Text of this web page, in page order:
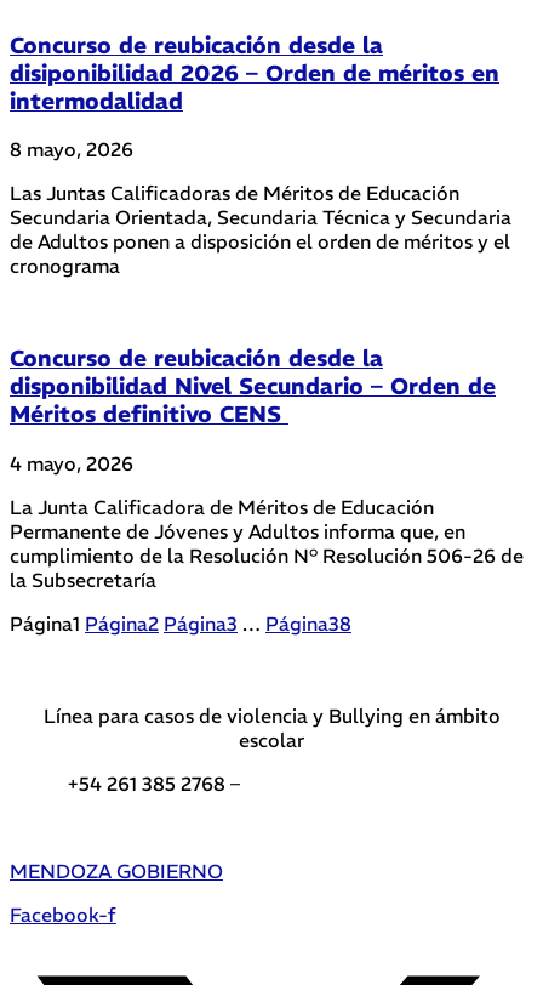
Concurso de reubicación desde la
disiponibilidad 2026 – Orden de méritos en
intermodalidad
8 mayo, 2026
Las Juntas Calificadoras de Méritos de Educación
Secundaria Orientada, Secundaria Técnica y Secundaria
de Adultos ponen a disposición el orden de méritos y el
cronograma
Concurso de reubicación desde la
disponibilidad Nivel Secundario – Orden de
Méritos definitivo CENS
4 mayo, 2026
La Junta Calificadora de Méritos de Educación
Permanente de Jóvenes y Adultos informa que, en
cumplimiento de la Resolución N° Resolución 506-26 de
la Subsecretaría
Página1 Página2 Página3 … Página38
Línea para casos de violencia y Bullying en ámbito
escolar
+54 261 385 2768 –
MENDOZA GOBIERNO
Facebook-f